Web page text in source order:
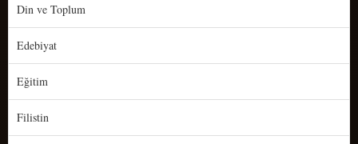
Din ve Toplum
Edebiyat
Eğitim
Filistin